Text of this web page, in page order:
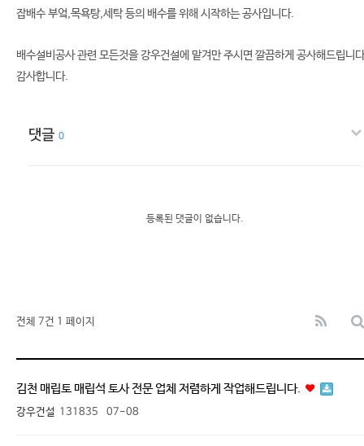
잡배수 부엌,목욕탕,세탁 등의 배수를 위해 시작하는 공사입니다.
배수설비공사 관련 모든것을 강우건설에 맡겨만 주시면 깔끔하게 공사해드립니
감사합니다.
댓글 0
등록된 댓글이 없습니다.
전체 7건 1 페이지
김천 매립토 매립석 토사 전문 업체 저렴하게 작업해드립니다.
강우건설 131835 07-08